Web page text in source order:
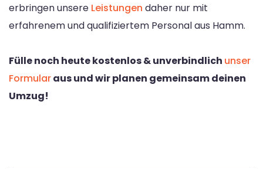
erbringen unsere Leistungen daher nur mit
erfahrenem und qualifiziertem Personal aus Hamm.
Fülle noch heute kostenlos & unverbindlich unser
Formularaus und wir planen gemeinsam deinen
Umzug!